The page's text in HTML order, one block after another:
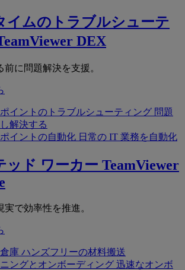
イムのトラブルシューテ
DEX
前に問題解決を支援。
イントのトラブルシューティング 問題
解決する
イントの自動化 日常の IT 業務を自動化
ッド ワーカー TeamViewer
実で効率性を推進。
庫 ハンズフリーの材料搬送
ニングとオンボーディング 迅速なオンボ